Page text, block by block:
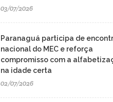
03/07/2026
Paranaguá participa de
nacional do MEC e reforça
compromisso com a
na idade certa
02/07/2026